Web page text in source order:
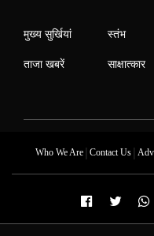
मुख्य सुर्खियां
ताजा खबरें
स्तंभ
साक्षात्कार
Who We Are| Contact Us|